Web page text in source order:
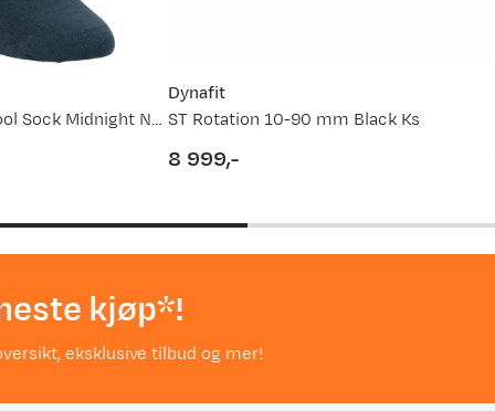
Every Day Merino Wool Sock Midnight Navy
Dynafit
ST Rotation 10-90 mm Black Ks
8 999,-
kjøp*!
eksklusive tilbud og mer!